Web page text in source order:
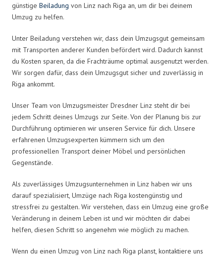
günstige Beiladung von Linz nach Riga an, um dir bei deinem
Umzug zu helfen.
Unter Beiladung verstehen wir, dass dein Umzugsgut gemeinsam
mit Transporten anderer Kunden befördert wird. Dadurch kannst
du Kosten sparen, da die Frachträume optimal ausgenutzt werden.
Wir sorgen dafür, dass dein Umzugsgut sicher und zuverlässig in
Riga ankommt.
Unser Team von Umzugsmeister Dresdner Linz steht dir bei
jedem Schritt deines Umzugs zur Seite. Von der Planung bis zur
Durchführung optimieren wir unseren Service für dich. Unsere
erfahrenen Umzugsexperten kümmern sich um den
professionellen Transport deiner Möbel und persönlichen
Gegenstände.
Als zuverlässiges Umzugsunternehmen in Linz haben wir uns
darauf spezialisiert, Umzüge nach Riga kostengünstig und
stressfrei zu gestalten. Wir verstehen, dass ein Umzug eine große
Veränderung in deinem Leben ist und wir möchten dir dabei
helfen, diesen Schritt so angenehm wie möglich zu machen.
Wenn du einen Umzug von Linz nach Riga planst, kontaktiere uns